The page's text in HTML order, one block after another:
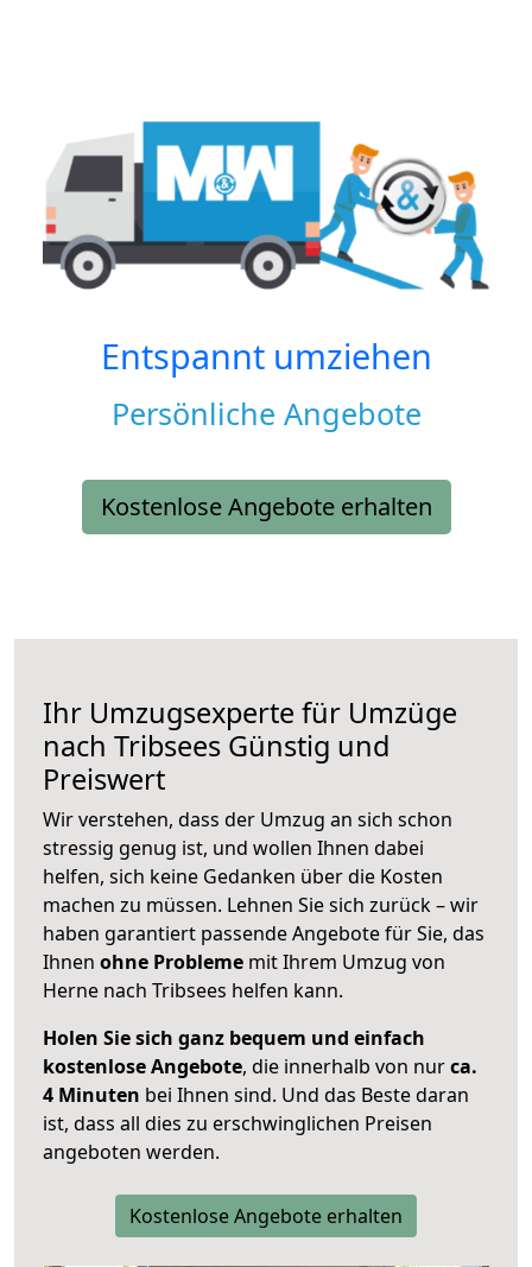
Entspannt umziehen
Persönliche Angebote
Kostenlose Angebote erhalten
Ihr Umzugsexperte für Umzüge
nach Tribsees Günstig und
Preiswert
Wir verstehen, dass der Umzug an sich schon
stressig genug ist, und wollen Ihnen dabei
helfen, sich keine Gedanken über die Kosten
machen zu müssen. Lehnen Sie sich zurück – wir
haben garantiert passende Angebote für Sie, das
Ihnen ohne Probleme mit Ihrem Umzug von
Herne nach Tribsees helfen kann.
Holen Sie sich ganz bequem und einfach
kostenlose Angebote, die innerhalb von nurca.
4 Minuten bei Ihnen sind. Und das Beste daran
ist, dass all dies zu erschwinglichen Preisen
angeboten werden.
Kostenlose Angebote erhalten